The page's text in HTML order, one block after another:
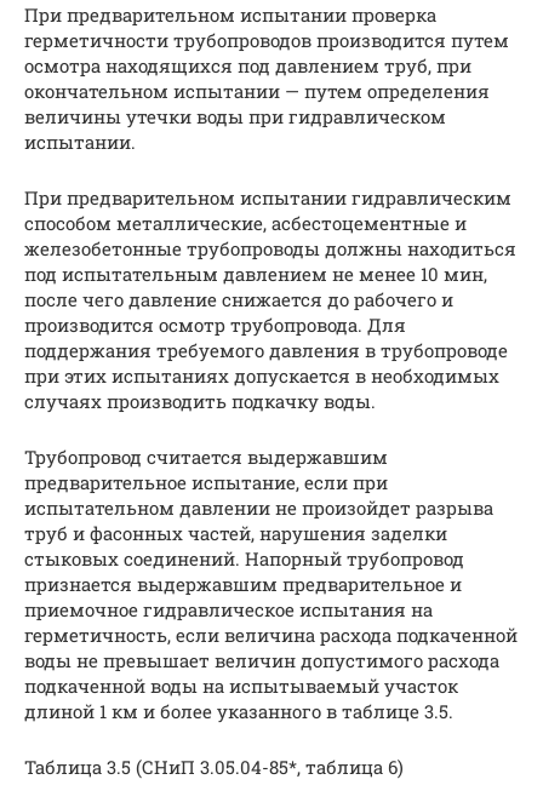
При предварительном испытании проверка
герметичности трубопроводов производится путем
осмотра находящихся под давлением труб, при
окончательном испытании — путем определения
величины утечки воды при гидравлическом
испытании.
При предварительном испытании гидравлическим
способом металлические, асбестоцементные и
железобетонные трубопроводы должны находиться
под испытательным давлением не менее 10 мин,
после чего давление снижается до рабочего и
производится осмотр трубопровода. Для
поддержания требуемого давления в трубопроводе
при этих испытаниях допускается в необходимых
случаях производить подкачку воды.
Трубопровод считается выдержавшим
предварительное испытание, если при
испытательном давлении не произойдет разрыва
труб и фасонных частей, нарушения заделки
стыковых соединений. Напорный трубопровод
признается выдержавшим предварительное и
приемочное гидравлическое испытания на
герметичность, если величина расхода подкаченной
воды не превышает величин допустимого расхода
подкаченной воды на испытываемый участок
длиной 1 км и более указанного в таблице 3.5.
Таблица 3.5 (СНиП 3.05.04-85*, таблица 6)